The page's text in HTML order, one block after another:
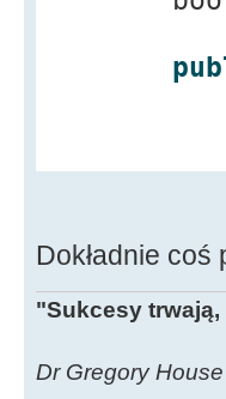
Dokładnie
"Sukcesy
Dr Gregory House